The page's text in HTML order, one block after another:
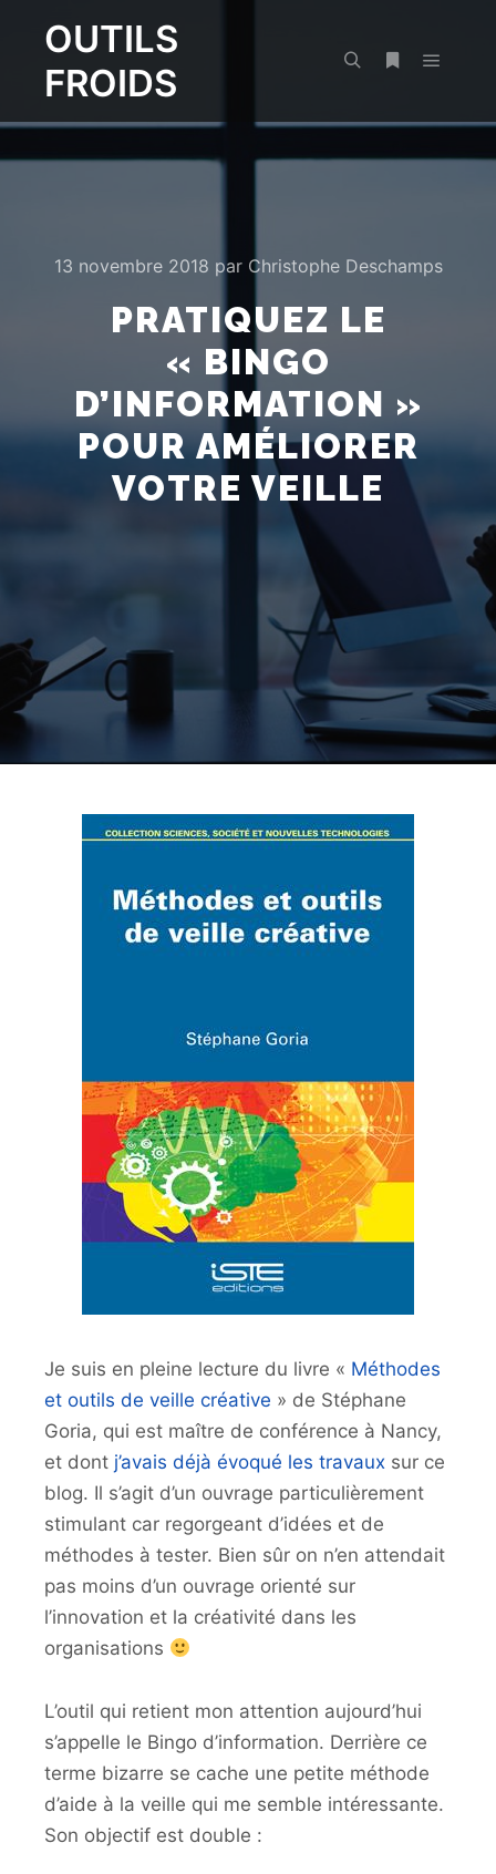
OUTILS
FROIDS
13 novembre 2018 par Christophe Deschamps
PRATIQUEZ LE
« BINGO
D’INFORMATION »
POUR AMÉLIORER
VOTRE VEILLE
Je suis en pleine lecture du livre « Méthodes
et outils de veille créative » de Stéphane
Goria, qui est maître de conférence à Nancy,
et dont j’avais déjà évoqué les travaux sur ce
blog. Il s’agit d’un ouvrage particulièrement
stimulant car regorgeant d’idées et de
méthodes à tester. Bien sûr on n’en attendait
pas moins d’un ouvrage orienté sur
l’innovation et la créativité dans les
organisations
L’outil qui retient mon attention aujourd’hui
s’appelle le Bingo d’information. Derrière ce
terme bizarre se cache une petite méthode
d’aide à la veille qui me semble intéressante.
Son objectif est double :